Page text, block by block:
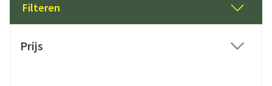
Filteren
Prijs